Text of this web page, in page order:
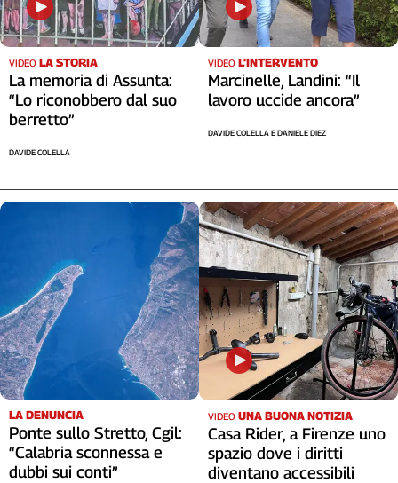
VIDEO LA STORIA
La memoria di Assunta:
“Lo riconobbero dal suo
berretto”
DAVIDE COLELLA
VIDEO L’INTERVENTO
Marcinelle, Landini: “Il
lavoro uccide ancora”
DAVIDE COLELLA E DANIELE DIEZ
LA DENUNCIA
Ponte sullo Stretto, Cgil:
“Calabria sconnessa e
dubbi sui conti”
VIDEO UNA BUONA NOTIZIA
Casa Rider, a Firenze uno
spazio dove i diritti
diventano accessibili